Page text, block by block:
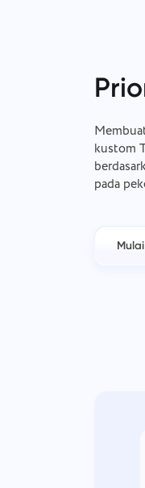
kustom
pada
Mulai